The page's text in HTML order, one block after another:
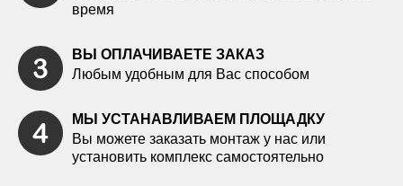
время
ВЫ ОПЛАЧИВАЕТЕ ЗАКАЗ
Любым удобным для Вас способом
МЫ УСТАНАВЛИВАЕМ ПЛОЩАДКУ
Вы можете заказать монтаж у нас или
установить комплекс самостоятельно